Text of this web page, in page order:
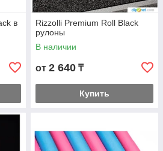
в
Rizzolli Premium Roll Black
рулоны
В наличии
от 2 640 ₸
Купить